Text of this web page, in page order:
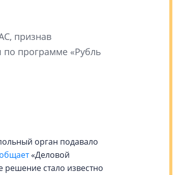
признав
по программе «Рубль
орган подавало
«Деловой
решение стало известно
вторичкой: что это значит для
рынка? Своим мнением об этом
специальности и компетенции
в сфере девелопмента и
строительства?